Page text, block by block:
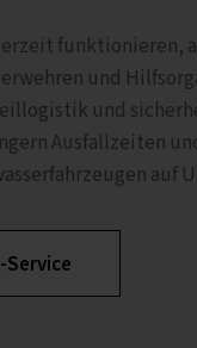
funktionieren,
und
und
Ausfallzeiten
auf